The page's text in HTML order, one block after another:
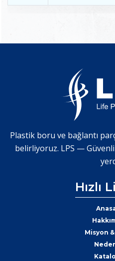
Plastik boru ve bağlantı
belirliyoruz. LPS —
Hızlı
Misyon